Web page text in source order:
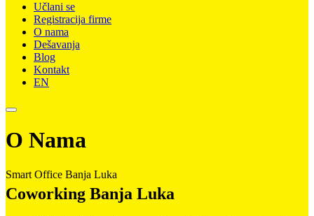
Učlani se
Registracija firme
O nama
Dešavanja
Blog
Kontakt
EN
O Nama
Smart Office Banja Luka
Coworking Banja Luka